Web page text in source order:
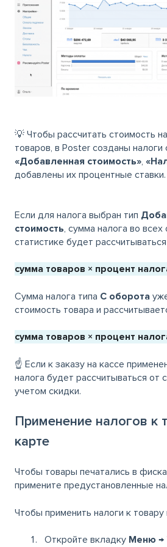
💡 Чтобы рассчитать стоимость
товаров, в Poster созданы налоги
«Добавленная стоимость»,
добавлены их процентные ставки.
Если для налога выбран тип
стоимость, сумма налога во всех
статистике будет
сумма товаров × процент
Сумма налога типа С оборота
стоимость товара и
сумма товаров × процент
☝️ Если к заказу на кассе
налога будет рассчитываться от
учетом скидки.
Применение налогов к
карте
Чтобы товары печатались в
примените предустановленные
Чтобы применить налоги к товару
Откройте вкладку Меню →